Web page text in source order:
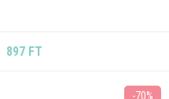
897 FT
-70%